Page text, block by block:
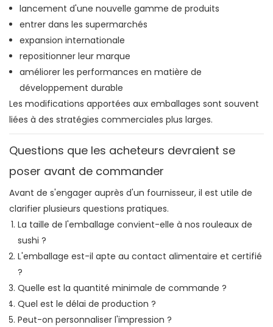
lancement d'une nouvelle gamme de produits
entrer dans les supermarchés
expansion internationale
repositionner leur marque
améliorer les performances en matière de
développement durable
Les modifications apportées aux emballages sont souvent
liées à des stratégies commerciales plus larges.
Questions que les acheteurs devraient se
poser avant de commander
Avant de s'engager auprès d'un fournisseur, il est utile de
clarifier plusieurs questions pratiques.
La taille de l'emballage convient-elle à nos rouleaux de
sushi ?
L'emballage est-il apte au contact alimentaire et certifié
?
Quelle est la quantité minimale de commande ?
Quel est le délai de production ?
Peut-on personnaliser l'impression ?